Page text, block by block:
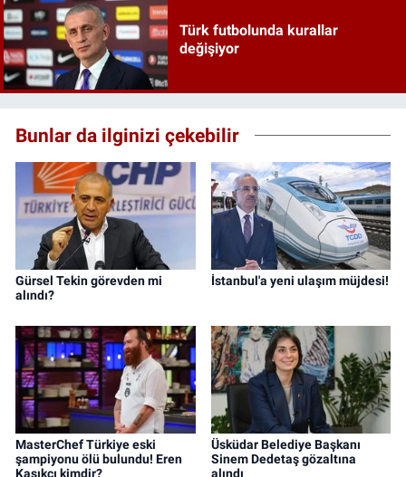
Türk futbolunda kurallar
değişiyor
Bunlar da ilginizi çekebilir
Gürsel Tekin görevden mi
alındı?
İstanbul'a yeni ulaşım müjdesi!
MasterChef Türkiye eski
şampiyonu ölü bulundu! Eren
Kaşıkçı kimdir?
Üsküdar Belediye Başkanı
Sinem Dedetaş gözaltına
alındı